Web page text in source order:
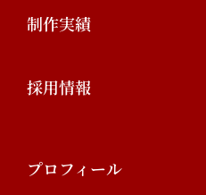
制作実績
採用情報
プロフィール